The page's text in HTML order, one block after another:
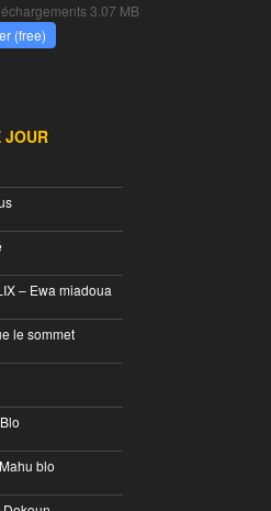
3.07 MB
(free)
JOUR
– Ewa miadoua
le sommet
blo